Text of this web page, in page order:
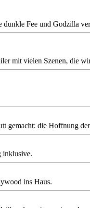
dunkle Fee und Godzilla
mit vielen Szenen, die
gemacht: die Hoffnung
inklusive.
ins Haus.